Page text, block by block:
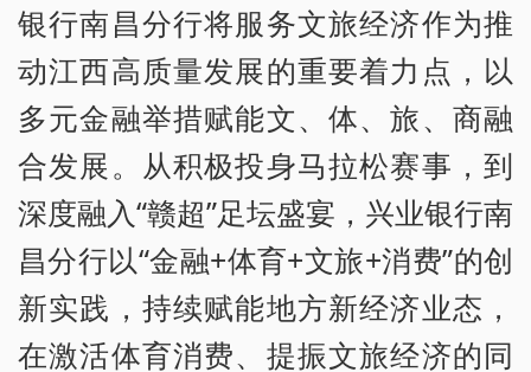
银行南昌分行将服务文旅经济作为推
动江西高质量发展的重要着力点，以
多元金融举措赋能文、体、旅、商融
合发展。从积极投身马拉松赛事，到
深度融入“赣超”足坛盛宴，兴业银行南
昌分行以“金融+体育+文旅+消费”的创
新实践，持续赋能地方新经济业态，
在激活体育消费、提振文旅经济的同